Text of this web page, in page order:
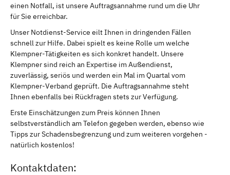
einen Notfall, ist unsere Auftragsannahme rund um die Uhr
für Sie erreichbar.
Unser Notdienst-Service eilt Ihnen in dringenden Fällen
schnell zur Hilfe. Dabei spielt es keine Rolle um welche
Klempner-Tätigkeiten es sich konkret handelt. Unsere
Klempner sind reich an Expertise im Außendienst,
zuverlässig, seriös und werden ein Mal im Quartal vom
Klempner-Verband geprüft. Die Auftragsannahme steht
Ihnen ebenfalls bei Rückfragen stets zur Verfügung.
Erste Einschätzungen zum Preis können Ihnen
selbstverständlich am Telefon gegeben werden, ebenso wie
Tipps zur Schadensbegrenzung und zum weiteren vorgehen -
natürlich kostenlos!
Kontaktdaten: